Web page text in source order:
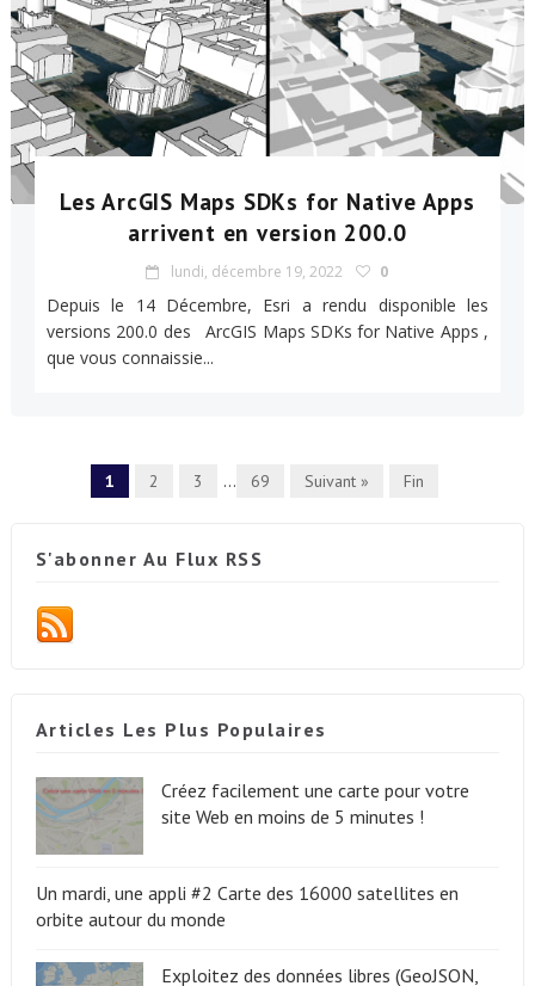
Les ArcGIS Maps SDKs for Native Apps
arrivent en version 200.0
lundi, décembre 19, 2022 0
Depuis le 14 Décembre, Esri a rendu disponible les
versions 200.0 des ArcGIS Maps SDKs for Native Apps ,
que vous connaissie...
1 2 3 ... 69 Suivant » Fin
S'abonner Au Flux RSS
Articles Les Plus Populaires
Créez facilement une carte pour votre
site Web en moins de 5 minutes !
Un mardi, une appli #2 Carte des 16000 satellites en
orbite autour du monde
Exploitez des données libres (GeoJSON,